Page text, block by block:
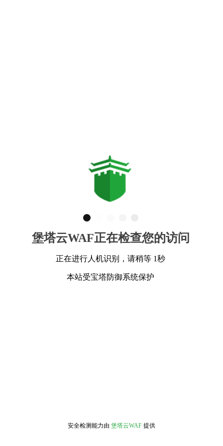
堡塔云WAF正在检查您的访问
正在进行人机识别，请稍等 1秒
本站受宝塔防御系统保护
安全检测能力由 堡塔云WAF 提供